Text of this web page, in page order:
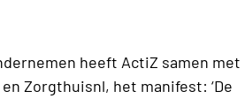
heeft ActiZ samen met
en Zorgthuisnl, het manifest: ‘De